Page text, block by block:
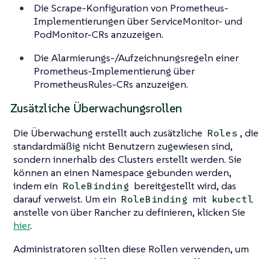
Die Scrape-Konfiguration von Prometheus-
Implementierungen über ServiceMonitor- und
PodMonitor-CRs anzuzeigen.
Die Alarmierungs-/Aufzeichnungsregeln einer
Prometheus-Implementierung über
PrometheusRules-CRs anzuzeigen.
Zusätzliche Überwachungsrollen
Die Überwachung erstellt auch zusätzliche Roles , die
standardmäßig nicht Benutzern zugewiesen sind,
sondern innerhalb des Clusters erstellt werden. Sie
können an einen Namespace gebunden werden,
indem ein RoleBinding bereitgestellt wird, das
darauf verweist. Um ein RoleBinding mit kubectl
anstelle von über Rancher zu definieren, klicken Sie
hier.
Administratoren sollten diese Rollen verwenden, um